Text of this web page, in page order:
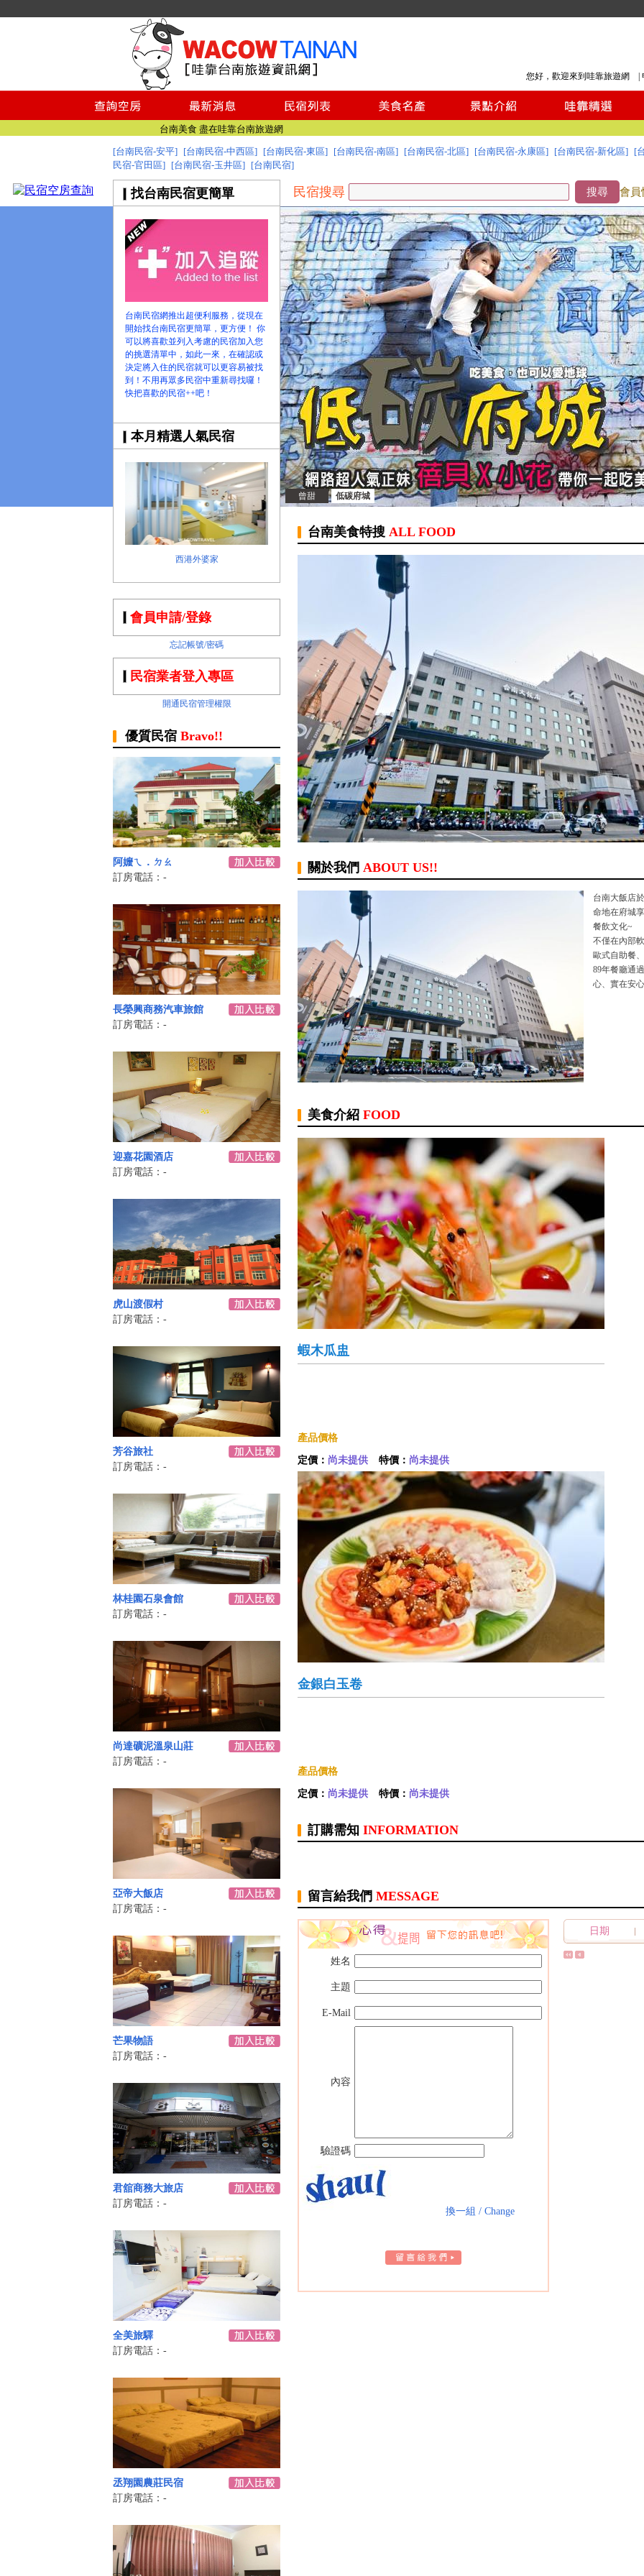
您好，歡迎來到哇靠旅遊網 |
台南民宿
台南美食 盡在哇靠台南旅遊網
找台南民宿 就到哇靠台南民宿旅遊資訊網
台南旅遊網全新登場!
台南民宿
台南美食 盡在哇靠台南旅遊網
找台南民宿 就到哇靠台南民宿旅遊資訊網
台南旅遊網全新登場!
[台南民宿-安平] [台南民宿-中西區] [台南民宿-東區] [台南民宿-南區] [台南民宿-北區] [台南民宿-永康區] [台南民宿-新化區] [
民宿-官田區] [台南民宿-玉井區] [台南民宿]
找台南民宿更簡單
台南民宿網推出超便利服務，從現在
開始找台南民宿更簡單，更方便！ 你
可以將喜歡並列入考慮的民宿加入您
的挑選清單中，如此一來，在確認或
決定將入住的民宿就可以更容易被找
到！不用再眾多民宿中重新尋找囉！
快把喜歡的民宿++吧！
本月精選人氣民宿
西港外婆家
曾甜 低碳府城
民宿搜尋 搜尋 會員
會員申請/登錄
忘記帳號/密碼
民宿業者登入專區
開通民宿管理權限
優質民宿 Bravo!!
阿嬤ㄟ．ㄉㄠ
訂房電話：-
長榮興商務汽車旅館
訂房電話：-
迎嘉花園酒店
訂房電話：-
虎山渡假村
訂房電話：-
芳谷旅社
訂房電話：-
林桂園石泉會館
訂房電話：-
尚達礦泥溫泉山莊
訂房電話：-
亞帝大飯店
訂房電話：-
芒果物語
訂房電話：-
君舘商務大旅店
訂房電話：-
全美旅驛
訂房電話：-
丞翔園農莊民宿
訂房電話：-
台南美食特搜 ALL FOOD
關於我們 ABOUT US!!
台南大飯店
命地在府城
餐飲文化~
不僅在內部
歐式自助餐
89年餐廳通
心、實在安心
美食介紹 FOOD
蝦木瓜盅
產品價格
定價： 尚未提供 特價： 尚未提供
金銀白玉卷
產品價格
定價： 尚未提供 特價： 尚未提供
訂購需知 INFORMATION
留言給我們 MESSAGE
姓名
主題
E-Mail
內容
驗證碼
換一組 / Change
日期